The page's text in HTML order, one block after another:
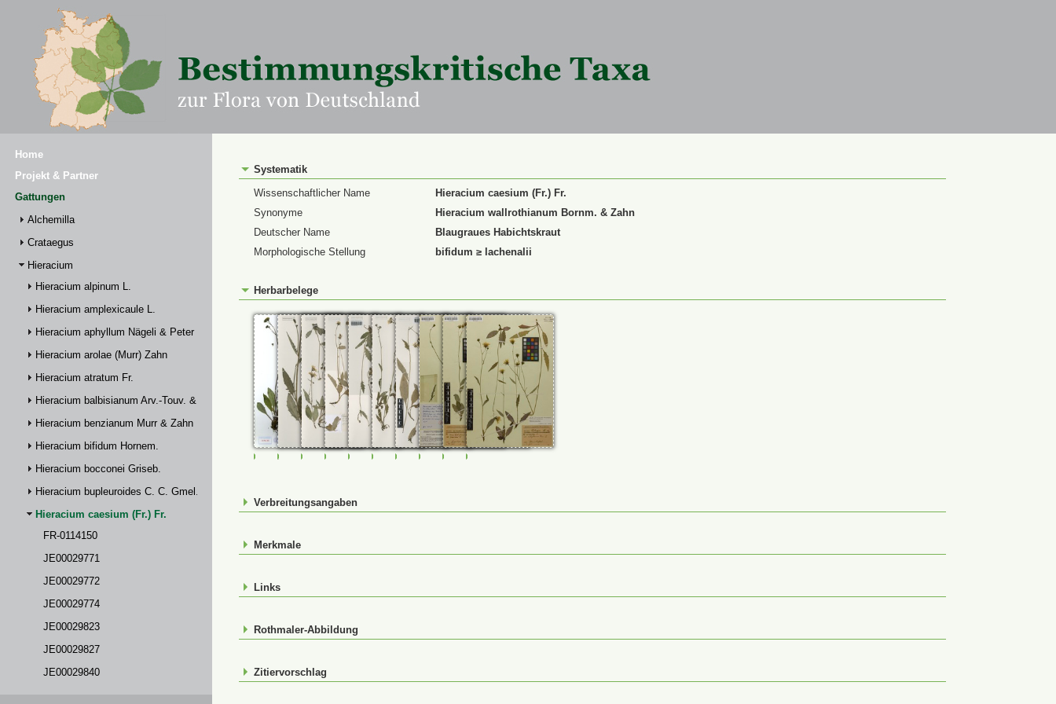
Home
Projekt & Partner
Gattungen
Alchemilla
Crataegus
Hieracium
Hieracium alpinum L.
Hieracium amplexicaule L.
Hieracium aphyllum Nägeli & Peter
Hieracium arolae (Murr) Zahn
Hieracium atratum Fr.
Hieracium balbisianum Arv.-Touv. & Briq.
Hieracium benzianum Murr & Zahn
Hieracium bifidum Hornem.
Hieracium bocconei Griseb.
Hieracium bupleuroides C. C. Gmel.
Hieracium caesium (Fr.) Fr.
FR-0114150
JE00029771
JE00029772
JE00029774
JE00029823
JE00029827
JE00029840
Systematik
Wissenschaftlicher Name
Hieracium caesium (Fr.) Fr.
Synonyme
Hieracium wallrothianum Bornm. & Zahn
Deutscher Name
Blaugraues Habichtskraut
Morphologische Stellung
bifidum ≥ lachenalii
Herbarbelege
FR-0114150JE00029771JE00029772JE00029774JE00029823JE00029827JE00029840
M-0232865M-0232866
Verbreitungsangaben
Merkmale
Links
Rothmaler-Abbildung
Zitiervorschlag